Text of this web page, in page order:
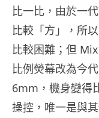
比一比，由於一
比較「方」，所
比較困難；但
比例熒幕改為今
6mm，機身變得
操控，唯一是與